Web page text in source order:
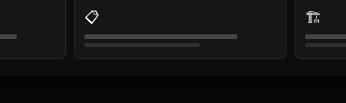
📋 🏗️